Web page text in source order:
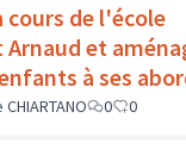
cours de l'école
et
à ses
0 0